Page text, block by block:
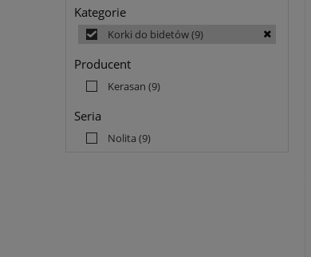
Kategorie
Korki do bidetów(9)
Producent
Kerasan (9)
Seria
Nolita (9)